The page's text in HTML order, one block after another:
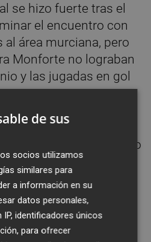
se hizo fuerte tras el
el encuentro con
al área murciana, pero
Monforte no lograban
y las jugadas en gol
tuvo su primera
saque de esquina, pero
las manos de
vez en la
minutos de control
volvió a adueñarse del
de sus
socios utilizamos
similares para
a información en su
datos personales,
identificadores únicos
para ofrecer